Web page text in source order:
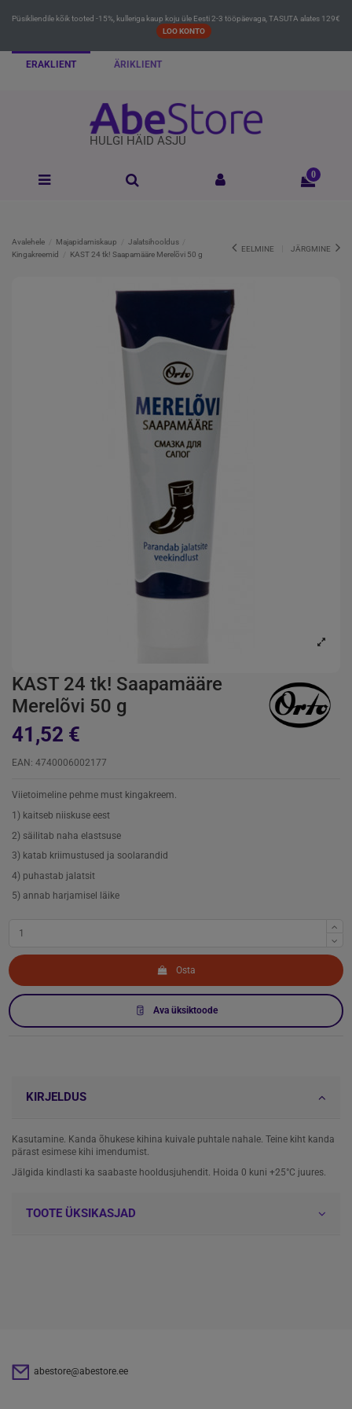
Püsikliendile kõik tooted -15%, kulleriga kaup koju üle Eesti 2-3 tööpäevaga, TASUTA alates 129€
LOO KONTO
ERAKLIENT ÄRIKLIENT
HULGI HÄID ASJU
0
Avalehele Majapidamiskaup
Jalatsihooldus
Kingakreemid
KAST 24 tk! Saapamääre Merelõvi 50 g
EELMINE JÄRGMINE
KAST 24 tk! Saapamääre
Merelõvi 50 g
41,52 €
EAN: 4740006002177
Viietoimeline pehme must kingakreem.
1) kaitseb niiskuse eest
2) säilitab naha elastsuse
3) katab kriimustused ja soolarandid
4) puhastab jalatsit
5) annab harjamisel läike
Osta
Ava üksiktoode
KIRJELDUS
Kasutamine. Kanda õhukese kihina kuivale puhtale nahale. Teine kiht kanda
pärast esimese kihi imendumist.
Jälgida kindlasti ka saabaste hooldusjuhendit. Hoida 0 kuni +25°C juures.
TOOTE ÜKSIKASJAD
abestore@abestore.ee